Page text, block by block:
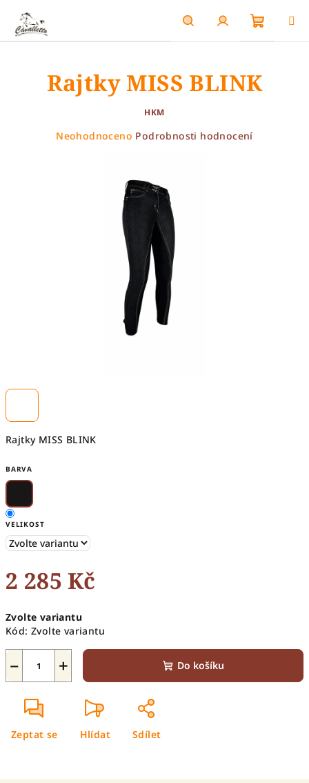
obsah
HledatPřihlášení
košík
Rajtky MISS BLINK
BARVA
VELIKOST
2 285 Kč
cena:
Zvolte variantu
Kód: Zvolte variantu
+
− Do košíku
Zeptat se Hlídat Sdílet
Rajtky MISS BLINK
HKM
Průměrné
Neohodnoceno Podrobnosti hodnocení